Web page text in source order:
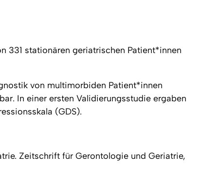
331 stationären geriatrischen Patient*innen
von multimorbiden Patient*innen
In einer ersten Validierungsstudie ergaben
(GDS).
Zeitschrift für Gerontologie und Geriatrie,